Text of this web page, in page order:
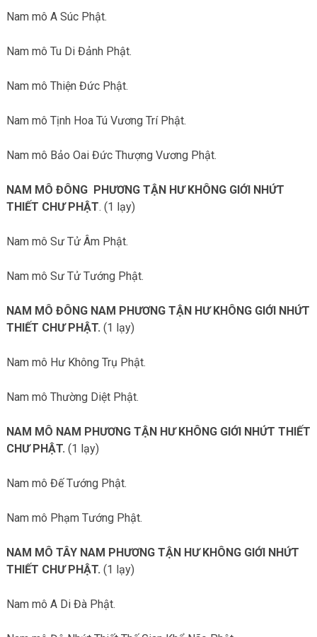
Nam mô A Súc Phật.
Nam mô Tu Di Đảnh Phật.
Nam mô Thiện Đức Phật.
Nam mô Tịnh Hoa Tú Vương Trí Phật.
Nam mô Bảo Oai Đức Thượng Vương Phật.
NAM MÔ ĐÔNG PHƯƠNG TẬN HƯ KHÔNG GIỚI NHỨT
THIẾT CHƯ PHẬT. (1 lạy)
Nam mô Sư Tử Âm Phật.
Nam mô Sư Tử Tướng Phật.
NAM MÔ ĐÔNG NAM PHƯƠNG TẬN HƯ KHÔNG GIỚI NHỨT
THIẾT CHƯ PHẬT. (1 lạy)
Nam mô Hư Không Trụ Phật.
Nam mô Thường Diệt Phật.
NAM MÔ NAM PHƯƠNG TẬN HƯ KHÔNG GIỚI NHỨT THIẾT
CHƯ PHẬT. (1 lạy)
Nam mô Đế Tướng Phật.
Nam mô Phạm Tướng Phật.
NAM MÔ TÂY NAM PHƯƠNG TẬN HƯ KHÔNG GIỚI NHỨT
THIẾT CHƯ PHẬT. (1 lạy)
Nam mô A Di Đà Phật.